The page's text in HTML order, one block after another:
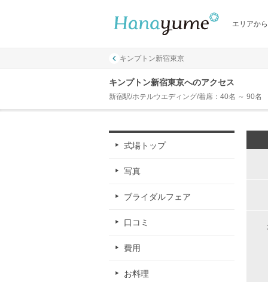
エリアか
キンプトン新宿東京
キンプトン新宿東京へのアクセス
新宿駅/ホテルウエディング/着席：40名 ～ 90名
式場トップ
写真
ブライダルフェア
口コミ
費用
お料理